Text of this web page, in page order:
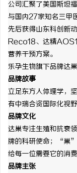
公司汇聚了美国斯坦
与国内27家知名三甲
先后获得山东科创新
Reco18、达精
营养干预方案。
乐孕生物旗下品牌达
品牌故事
立足东方人体理学，
有中瑞合资国际化视
品牌文化
达巢专注生殖和抗衰
牌的科研使命；“巢”
给每一位需要它的消费
品牌主张